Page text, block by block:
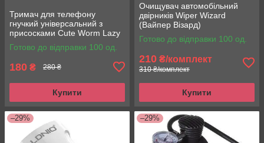
Тримач для телефону
гнучкий універсальний з
присосками Cute Worm Lazy
Holder
Готово до відправки 100 од.
180 ₴ 280 ₴
Купити
Очищувач автомобільний
двірників Wiper Wizard
(Вайпер Візард)
Готово до відправки 100 од.
210 ₴/комплект
310 ₴/комплект
Купити
–29% –29%